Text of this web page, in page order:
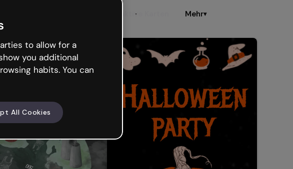
Interaktive Karten Mehr▾
to allow for a
you additional
habits. You can
All Cookies